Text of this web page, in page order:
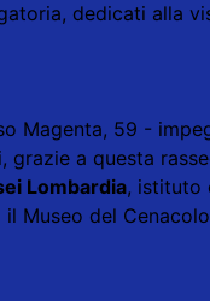
dedicati alla
Magenta, 59 -
a questa
Lombardia, istituto
Museo del